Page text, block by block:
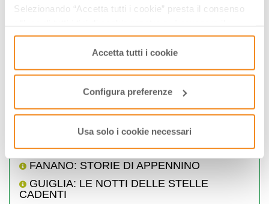
Selezionando “Accetta tutti i cookie” presta il consenso
consenso cliccando su “Usa solo i cookie necessari” e
saranno attivati i soli cookie tecnici necessari al corretto
funzionamento del sito.
Accetta tutti i cookie
Configura preferenze
Usa solo i cookie necessari
­INFO & BIGLIETTI
info@visitmodena.it
ModenaTur propone anche
FANANO: OSPITALE E IL BORGO DELLA
MIRANDOLA
FANANO: STORIE DI APPENNINO
GUIGLIA: LE NOTTI DELLE STELLE
CADENTI